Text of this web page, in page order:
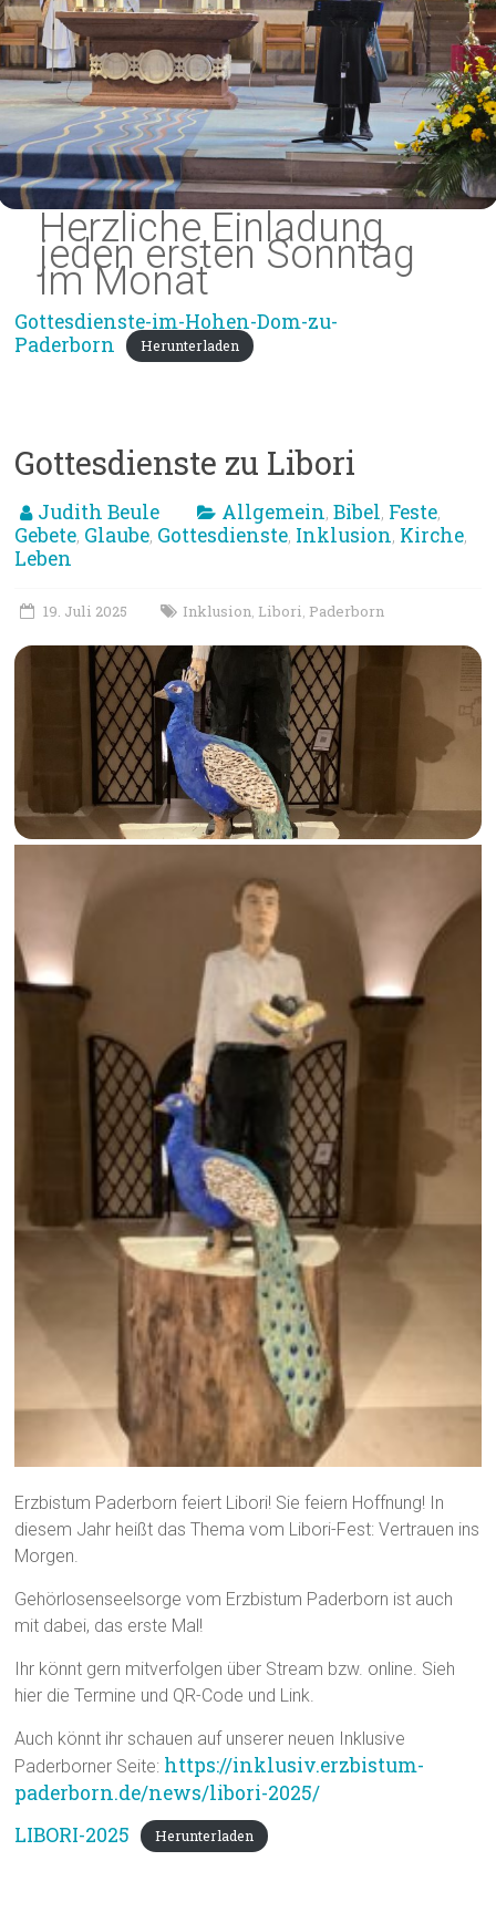
Herzliche Einladung
jeden ersten Sonntag
im Monat
Gottesdienste-im-Hohen-Dom-zu-
Paderborn
Herunterladen
Gottesdienste zu Libori
Judith Beule Allgemein,Bibel, Feste,
Gebete, Glaube, Gottesdienste, Inklusion, Kirche,
Leben
19. Juli 2025 Inklusion, Libori, Paderborn
Erzbistum Paderborn feiert Libori! Sie feiern Hoffnung! In
diesem Jahr heißt das Thema vom Libori-Fest: Vertrauen ins
Morgen.
Gehörlosenseelsorge vom Erzbistum Paderborn ist auch
mit dabei, das erste Mal!
Ihr könnt gern mitverfolgen über Stream bzw. online. Sieh
hier die Termine und QR-Code und Link.
Auch könnt ihr schauen auf unserer neuen Inklusive
Paderborner Seite: https://inklusiv.erzbistum-
paderborn.de/news/libori-2025/
LIBORI-2025
Herunterladen